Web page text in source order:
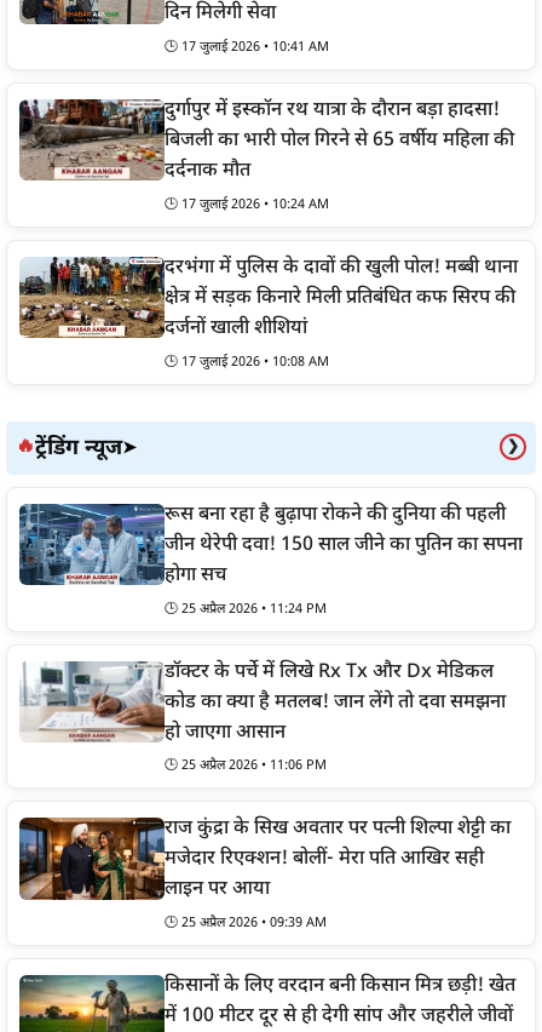
दिन मिलेगी सेवा
🕒 17 जुलाई 2026 • 10:41 AM
दुर्गापुर में इस्कॉन रथ यात्रा के दौरान बड़ा हादसा!
बिजली का भारी पोल गिरने से 65 वर्षीय महिला की
दर्दनाक मौत
🕒 17 जुलाई 2026 • 10:24 AM
दरभंगा में पुलिस के दावों की खुली पोल! मब्बी थाना
क्षेत्र में सड़क किनारे मिली प्रतिबंधित कफ सिरप की
दर्जनों खाली शीशियां
🕒 17 जुलाई 2026 • 10:08 AM
🔥ट्रेंडिंग न्यूज➤ ❯
रूस बना रहा है बुढ़ापा रोकने की दुनिया की पहली
जीन थेरेपी दवा! 150 साल जीने का पुतिन का सपना
होगा सच
🕒 25 अप्रैल 2026 • 11:24 PM
डॉक्टर के पर्चे में लिखे Rx Tx और Dx मेडिकल
कोड का क्या है मतलब! जान लेंगे तो दवा समझना
हो जाएगा आसान
🕒 25 अप्रैल 2026 • 11:06 PM
राज कुंद्रा के सिख अवतार पर पत्नी शिल्पा शेट्टी का
मजेदार रिएक्शन! बोलीं- मेरा पति आखिर सही
लाइन पर आया
🕒 25 अप्रैल 2026 • 09:39 AM
किसानों के लिए वरदान बनी किसान मित्र छड़ी! खेत
में 100 मीटर दूर से ही देगी सांप और जहरीले जीवों